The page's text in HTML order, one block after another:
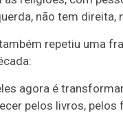
não tem
repetiu uma
agora é
pelos livros, pelos